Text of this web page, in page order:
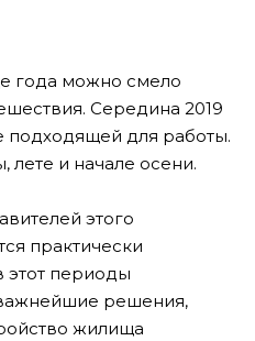
года можно смело
Середина 2019
подходящей для работы.
лете и начале осени.
этого
практически
периоды
решения,
жилища